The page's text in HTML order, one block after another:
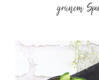
grünem